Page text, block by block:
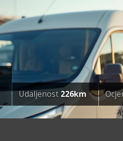
Udaljenost 226km